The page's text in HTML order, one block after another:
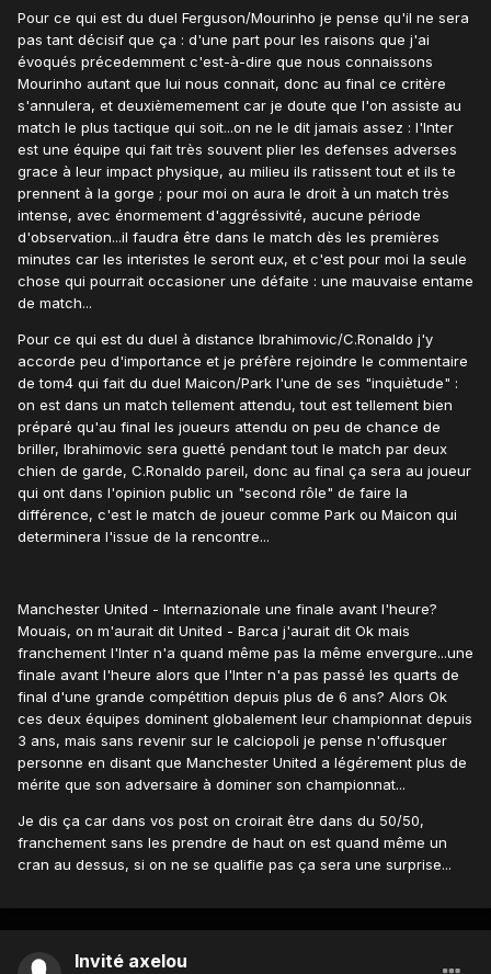
Pour ce qui est du duel Ferguson/Mourinho je pense qu'il ne sera
pas tant décisif que ça : d'une part pour les raisons que j'ai
évoqués précedemment c'est-à-dire que nous connaissons
Mourinho autant que lui nous connait, donc au final ce critère
s'annulera, et deuxièmemement car je doute que l'on assiste au
match le plus tactique qui soit...on ne le dit jamais assez : l'Inter
est une équipe qui fait très souvent plier les defenses adverses
grace à leur impact physique, au milieu ils ratissent tout et ils te
prennent à la gorge ; pour moi on aura le droit à un match très
intense, avec énormement d'aggréssivité, aucune période
d'observation...il faudra être dans le match dès les premières
minutes car les interistes le seront eux, et c'est pour moi la seule
chose qui pourrait occasioner une défaite : une mauvaise entame
de match...
Pour ce qui est du duel à distance Ibrahimovic/C.Ronaldo j'y
accorde peu d'importance et je préfère rejoindre le commentaire
de tom4 qui fait du duel Maicon/Park l'une de ses "inquiètude" :
on est dans un match tellement attendu, tout est tellement bien
préparé qu'au final les joueurs attendu on peu de chance de
briller, Ibrahimovic sera guetté pendant tout le match par deux
chien de garde, C.Ronaldo pareil, donc au final ça sera au joueur
qui ont dans l'opinion public un "second rôle" de faire la
différence, c'est le match de joueur comme Park ou Maicon qui
determinera l'issue de la rencontre...
Manchester United - Internazionale une finale avant l'heure?
Mouais, on m'aurait dit United - Barca j'aurait dit Ok mais
franchement l'Inter n'a quand même pas la même envergure...une
finale avant l'heure alors que l'Inter n'a pas passé les quarts de
final d'une grande compétition depuis plus de 6 ans? Alors Ok
ces deux équipes dominent globalement leur championnat depuis
3 ans, mais sans revenir sur le calciopoli je pense n'offusquer
personne en disant que Manchester United a légérement plus de
mérite que son adversaire à dominer son championnat...
Je dis ça car dans vos post on croirait être dans du 50/50,
franchement sans les prendre de haut on est quand même un
cran au dessus, si on ne se qualifie pas ça sera une surprise...
Invité axelou